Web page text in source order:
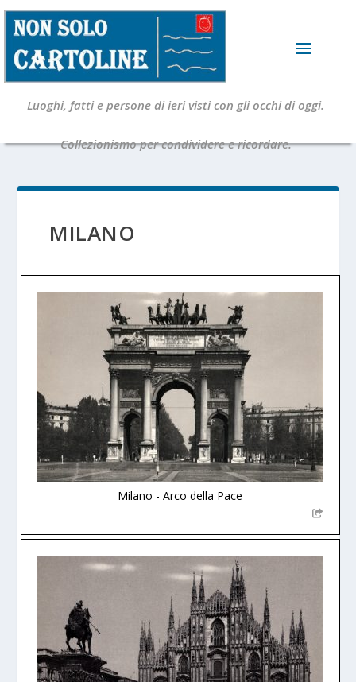
Luoghi, fatti e persone di ieri visti con gli occhi di oggi.
Collezionismo per condividere e ricordare.
MILANO
Milano - Arco della Pace